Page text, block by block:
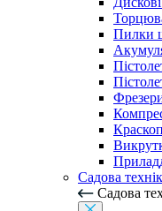
Пилки
Садова
Садова